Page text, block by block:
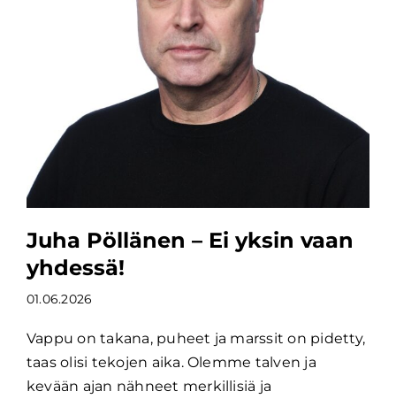
Juha Pöllänen – Ei yksin vaan
yhdessä!
01.06.2026
Vappu on takana, puheet ja marssit on pidetty,
taas olisi tekojen aika. Olemme talven ja
kevään ajan nähneet merkillisiä ja